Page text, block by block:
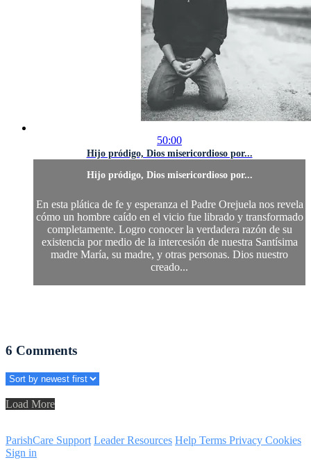
50:00
Hijo pródigo, Dios misericordioso por...
Hijo pródigo, Dios misericordioso por...
En esta plática de fe y esperanza el Padre Orejuela nos revela
cómo un hombre caído en el vicio fue librado y transformado
completamente. Logro conocer la verdadera razón de su
existencia por medio de la intercesión de nuestra Santísima
madre María, su madre, y otras personas. Dios nuestro
creado...
6 Comments
Load More
ParishCare Support Leader Resources Help Terms Privacy Cookies
Sign in